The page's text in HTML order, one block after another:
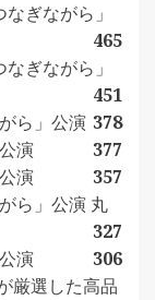
ぎながら」
465
ぎながら」
451
ら」公演 378
演
377
演
357
ら」公演 丸
327
演
306
厳選した高品